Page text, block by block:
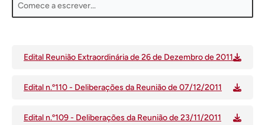
Edital Reunião Extraordinária de 26 de Dezembro de 2011
Edital n.º110 - Deliberações da Reunião de 07/12/2011
Edital n.º109 - Deliberações da Reunião de 23/11/2011